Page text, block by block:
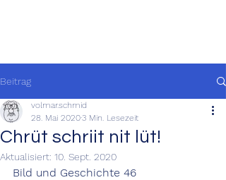
Beitrag
Chrüt schriit nit lüt!
volmar.schmid
28. Mai 20203 Min. Lesezeit
Aktualisiert: 10. Sept. 2020
Bild und Geschichte 46